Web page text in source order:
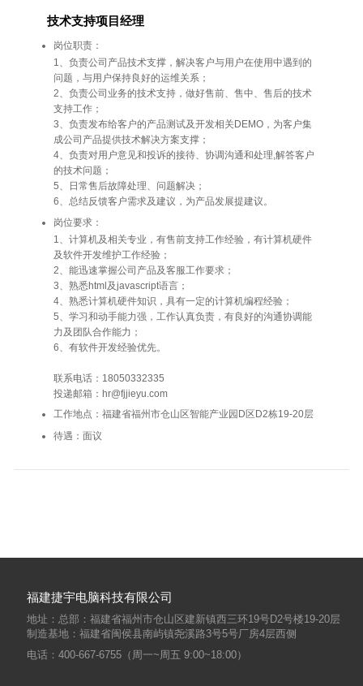
技术支持项目经理
岗位职责：
1、负责公司产品技术支撑，解决客户与用户在使用中遇到的
问题，与用户保持良好的运维关系；
2、负责公司业务的技术支持，做好售前、售中、售后的技术
支持工作；
3、负责发布给客户的产品测试及开发相关DEMO，为客户集
成公司产品提供技术解决方案支撑；
4、负责对用户意见和投诉的接待、协调沟通和处理,解答客户
的技术问题；
5、日常售后故障处理、问题解决；
6、总结反馈客户需求及建议，为产品发展提建议。
岗位要求：
1、计算机及相关专业，有售前支持工作经验，有计算机硬件
及软件开发维护工作经验；
2、能迅速掌握公司产品及客服工作要求；
3、熟悉html及javascript语言；
4、熟悉计算机硬件知识，具有一定的计算机编程经验；
5、学习和动手能力强，工作认真负责，有良好的沟通协调能
力及团队合作能力；
6、有软件开发经验优先。
联系电话：18050332335
投递邮箱：hr@fjjieyu.com
工作地点：福建省福州市仓山区智能产业园D区D2栋19-20层
待遇：面议
福建捷宇电脑科技有限公司
地址：总部：福建省福州市仓山区建新镇西三环19号D2号楼19-20层
制造基地：福建省闽侯县南屿镇尧溪路3号5号厂房4层西侧
电话：400-667-6755（周一~周五 9:00~18:00）